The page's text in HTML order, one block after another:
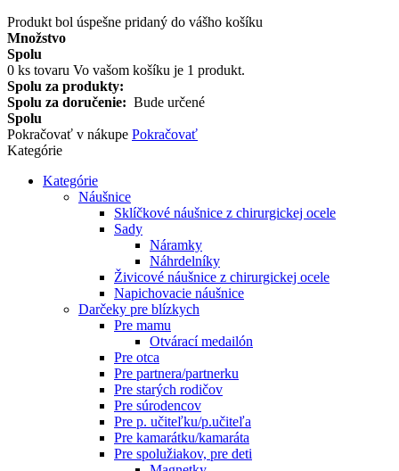
Produkt bol úspešne pridaný do vášho košíku
Množstvo
Spolu
0 ks tovaru Vo vašom košíku je 1 produkt.
Spolu za produkty:
Spolu za doručenie: Bude určené
Spolu
Pokračovať v nákupe Pokračovať
Kategórie
Kategórie
Náušnice
Sklíčkové náušnice z chirurgickej ocele
Sady
Náramky
Náhrdelníky
Živicové náušnice z chirurgickej ocele
Napichovacie náušnice
Darčeky pre blízkych
Pre mamu
Otvárací medailón
Pre otca
Pre partnera/partnerku
Pre starých rodičov
Pre súrodencov
Pre p. učiteľku/p.učiteľa
Pre kamarátku/kamaráta
Pre spolužiakov, pre deti